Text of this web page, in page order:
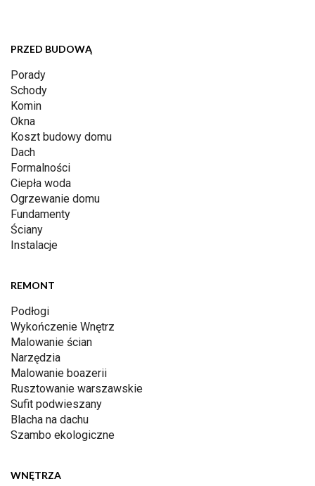
PRZED BUDOWĄ
Porady
Schody
Komin
Okna
Koszt budowy domu
Dach
Formalności
Ciepła woda
Ogrzewanie domu
Fundamenty
Ściany
Instalacje
REMONT
Podłogi
Wykończenie Wnętrz
Malowanie ścian
Narzędzia
Malowanie boazerii
Rusztowanie warszawskie
Sufit podwieszany
Blacha na dachu
Szambo ekologiczne
WNĘTRZA